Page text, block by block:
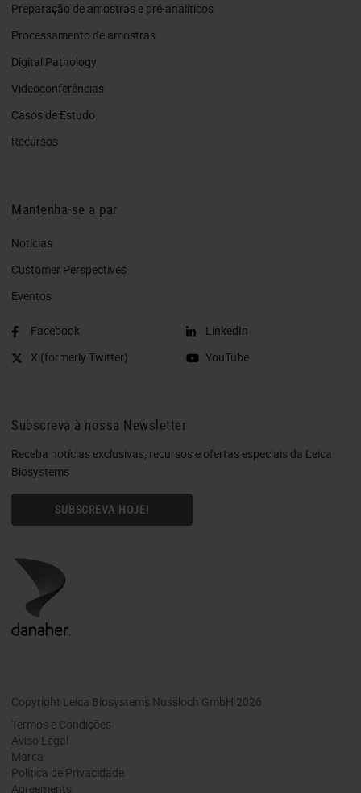
Preparação de amostras e pré-analíticos
Processamento de amostras
Digital Pathology
Videoconferências
Casos de Estudo
Recursos
Mantenha-se a par
Notícias
Customer Perspectives​
Eventos
Facebook
X (formerly Twitter)
LinkedIn
YouTube
Subscreva à nossa Newsletter
Receba notícias exclusivas, recursos e ofertas especiais da Leica
Biosystems
SUBSCREVA HOJE!
Copyright Leica Biosystems Nussloch GmbH 2026
Termos e Condições
Aviso Legal
Marca
Política de Privacidade
Agreements